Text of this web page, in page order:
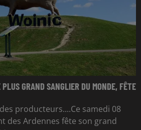
GRAND SANGLIER DU MONDE, FÊTE
producteurs....Ce samedi 08
des Ardennes fête son grand